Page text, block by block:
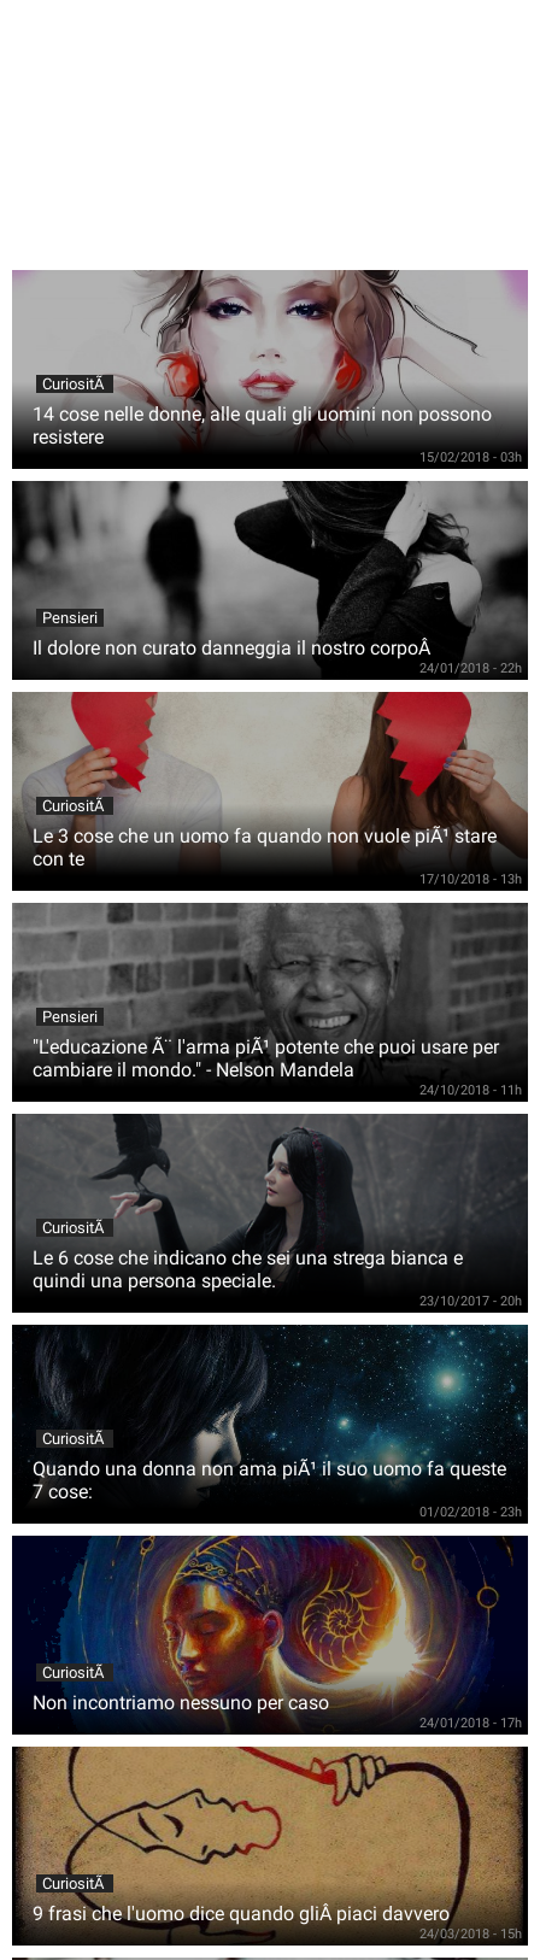
CuriositÃ
14 cose nelle donne, alle quali gli uomini non possono
resistere
15/02/2018 - 03h
Pensieri
Il dolore non curato danneggia il nostro corpoÂ
24/01/2018 - 22h
CuriositÃ
Le 3 cose che un uomo fa quando non vuole piÃ¹ stare
con te
17/10/2018 - 13h
Pensieri
"L'educazione Ã¨ l'arma piÃ¹ potente che puoi usare per
cambiare il mondo." - Nelson Mandela
24/10/2018 - 11h
CuriositÃ
Le 6 cose che indicano che sei una strega bianca e
quindi una persona speciale.
23/10/2017 - 20h
CuriositÃ
Quando una donna non ama piÃ¹ il suo uomo fa queste
7 cose:
01/02/2018 - 23h
CuriositÃ
Non incontriamo nessuno per caso
24/01/2018 - 17h
CuriositÃ
9 frasi che l'uomo dice quando gliÂ piaci davvero
24/03/2018 - 15h